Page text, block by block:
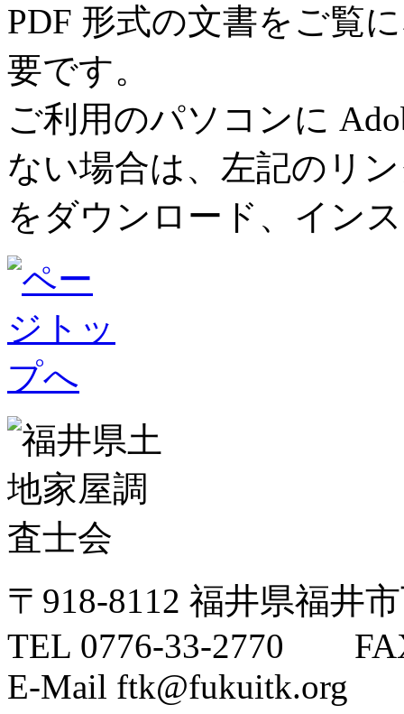
PDF 形式の文書をご覧
要です。
ご利用のパソコンに
ない場合は、左記のリ
をダウンロード、イン
〒918-8112 福井県福井
TEL 0776-33-2770
E-Mail ftk@fukuitk.org